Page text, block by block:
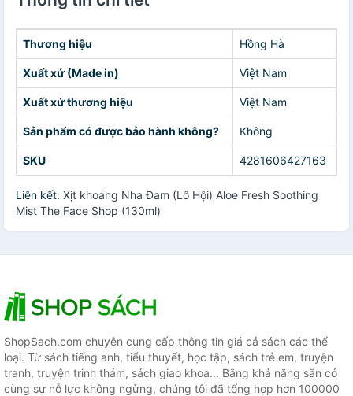
Thương hiệu Hồng Hà
Xuất xứ (Made in) Việt Nam
Xuất xứ thương hiệu Việt Nam
Sản phẩm có được bảo hành không? Không
SKU 4281606427163
Liên kết: Xịt khoáng Nha Đam (Lô Hội) Aloe Fresh Soothing
Mist The Face Shop (130ml)
ShopSach.com chuyên cung cấp thông tin giá cả sách các thể
loại. Từ sách tiếng anh, tiểu thuyết, học tập, sách trẻ em, truyện
tranh, truyện trinh thám, sách giao khoa... Bằng khả năng sẵn có
cùng sự nỗ lực không ngừng, chúng tôi đã tổng hợp hơn 100000